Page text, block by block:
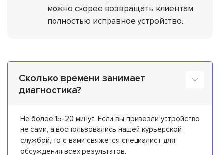
можно скорее возвращать клиентам
полностью исправное устройство.
Сколько времени занимает
диагностика?
Не более 15-20 минут. Если вы привезли устройство
не сами, а воспользовались нашей курьерской
службой, то с вами свяжется специалист для
обсуждения всех результатов.